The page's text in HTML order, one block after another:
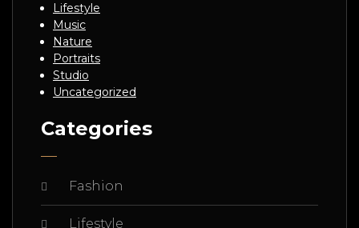
Lifestyle
Music
Nature
Portraits
Studio
Uncategorized
Categories
Fashion
Lifestyle